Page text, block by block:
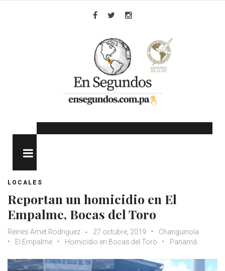
LOCALES
Reportan un homicidio en El
Empalme, Bocas del Toro
Reines Amet Rodriguez 27 octubre, 2019
Changuinola
El Empalme
Homicidio en Bocas del Toro Panamá